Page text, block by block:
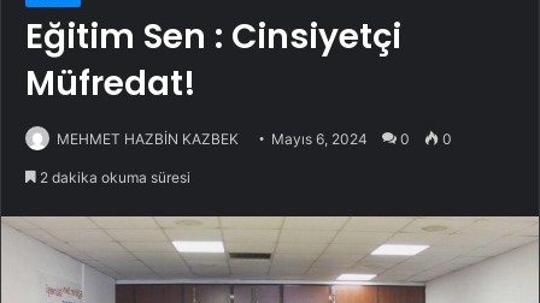
Eğitim Sen : Cinsiyetçi
Müfredat!
MEHMET HAZBİN KAZBEK Mayıs 6, 2024 0 0
2 dakika okuma süresi